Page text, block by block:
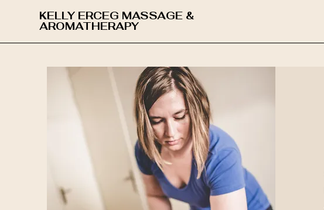
KELLY ERCEG MASSAGE &
AROMATHERAPY